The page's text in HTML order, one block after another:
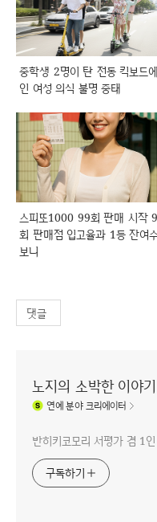
중학생 2명이 탄 전동 킥보드
인 여성 의식 불명 중태
스피또1000 99회 판매 시작
회 판매점 입고율과 1등 잔여
보니
댓글
노지의 소박한 이야기
연예분야 크리에이터
반히키코모리 서평가 겸 1
구독하기